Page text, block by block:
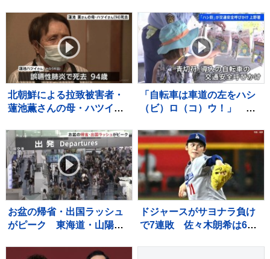
『尊すぎる警備』が217万
再生「可愛いの渋滞」「た
まらない景色」
北朝鮮による拉致被害者・
蓮池薫さんの母・ハツイさ
拉致問題に 最後まで苛立ち
も…
「自転車は車道の左をハシ
（ビ）ロ（コ）ウ！」 警
ター「ハシ防」が上野動物
園で交通安全キャンペーン
お盆の帰省・出国ラッシュ
がピーク 東海道・山陽新
中はほぼ満席 羽田空港
ドジャースがサヨナラ負け
で7連敗 佐々木朗希は6回